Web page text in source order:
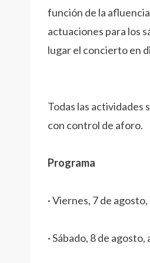
función de la
actuaciones para los
lugar el concierto en
Todas las actividades
con control de aforo.
Programa
· Viernes, 7 de
· Sábado, 8 de